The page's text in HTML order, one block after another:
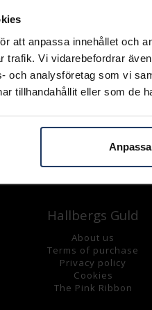
att anpassa innehållet och
trafik. Vi vidarebefordrar
och analysföretag som vi
tillhandahållit eller som de
Anpassa
Andra
Hallbergs Guld
About us
Terms of purchase
Privacy policy
Cookies
The Pink Ribbon